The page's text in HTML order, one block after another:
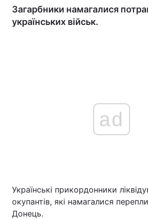
Загарбники намагалися
українських військ.
ad
Українські прикордонники
окупантів, які намагалися
Донець.